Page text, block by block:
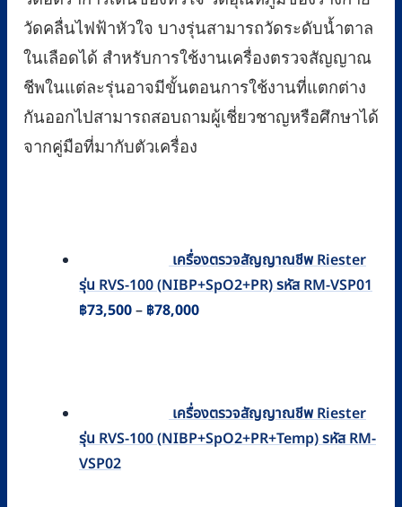
วัดคลื่นไฟฟ้าหัวใจ บางรุ่นสามารถวัดระดับน้ำตาล
ในเลือดได้ สำหรับการใช้งานเครื่องตรวจสัญญาณ
ชีพในแต่ละรุ่นอาจมีขั้นตอนการใช้งานที่แตกต่าง
กันออกไปสามารถสอบถามผู้เชี่ยวชาญหรือศึกษาได้
จากคู่มือที่มากับตัวเครื่อง
เครื่องตรวจสัญญาณชีพ Riester
รุ่น RVS-100 (NIBP+SpO2+PR) รหัส RM-VSP01
฿73,500– ฿78,000Price
฿78,000
เครื่องตรวจสัญญาณชีพ Riester
รุ่น RVS-100 (NIBP+SpO2+PR+Temp) รหัส RM-
VSP02